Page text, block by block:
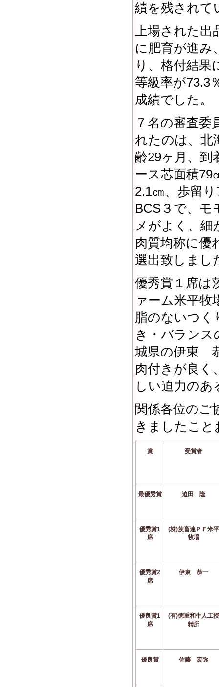
績を残されて
上場された出
に肥育が進み
り、格付結果
等級率が73.3
成績でした。
７名の審査委
れたのは、
齢29ヶ月、到
ース芯面積79
2.1㎝、歩留
BCS３で、モ
メがよく、
肉質均称に優
選出致しまし
優秀賞１席は
ァーム米平
脂のないつく
き・バランス
城県の伊東
肉付きが良く
しい迫力のあ
関係各位のご
きましたこと
賞 受賞者
最優秀賞 迫田 隆
優秀賞1
席
(株)茨畜連ＰＦ米平
牧場
優秀賞2
席
伊東 恭一
優良賞1
席
(有)徳重和牛人工授
精所
優良賞 佐藤 宏弥